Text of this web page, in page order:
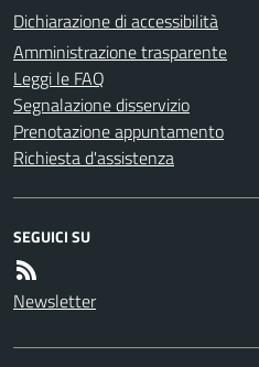
Dichiarazione di accessibilità
Amministrazione trasparente
Leggi le FAQ
Segnalazione disservizio
Prenotazione appuntamento
Richiesta d'assistenza
SEGUICI SU
Newsletter